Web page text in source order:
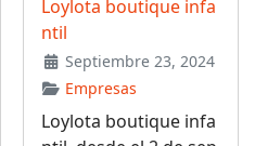
Loylota boutique infa
ntil
Septiembre 23, 2024
Empresas
Loylota boutique infa